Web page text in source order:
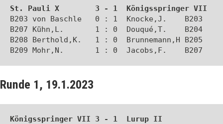
St. Pauli X        3 - 1  Königsspringer VII
B203 von Baschle   0 : 1  Knocke,J.    B203
B207 Kühn,L.       1 : 0  Douqué,T.    B204
B208 Berthold,K.   1 : 0  Brunnemann,H B205
B209 Mohr,N.       1 : 0  Jacobs,F.    B207
Runde 1, 19.1.2023
Königsspringer VII 3 - 1  Lurup II